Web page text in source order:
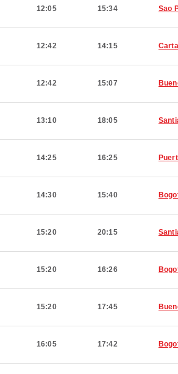
12:05 15:34 Sao
12:42 14:15
12:42 15:07
13:10 18:05
14:25 16:25
14:30 15:40
15:20 20:15
15:20 16:26
15:20 17:45
16:05 17:42